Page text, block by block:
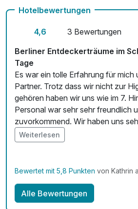
pro Person
Hotelbewertungen
4,6
3 Bewertungen
Berliner Entdeckerträume im
Tage
Es war ein tolle Erfahrung für mich
Partner. Trotz dass wir nicht zur
gehören haben wir uns wie im 7.
Personal war sehr sehr freundlich
zuvorkommend. Wir haben uns
wir kommen jederzeit gerne wieder.
Weiterlesen
Bewertet mit 5,8 Punkten von Kathrin
Alle Bewertungen